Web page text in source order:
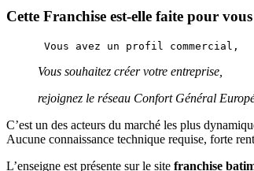
Cette Franchise est-elle faite pour
Vous souhaitez créer votre entreprise,
rejoignez le réseau Confort Général
C’est un des acteurs du marché les plus
Aucune connaissance technique requise, forte
L’enseigne est présente sur le site franchise